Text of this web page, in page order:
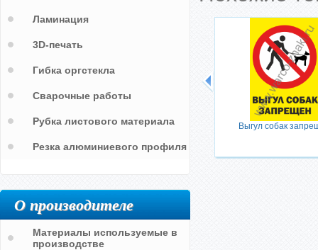
Выгул собак
Ламинация
3D-печать
Гибка оргстекла
Сварочные работы
Рубка листового материала
Резка алюминиевого профиля
О производителе
Материалы используемые в
производстве